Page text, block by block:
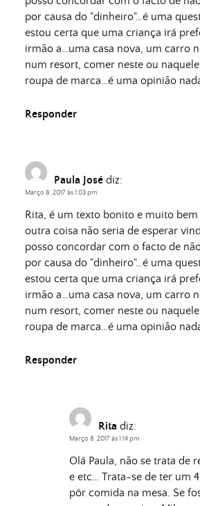
por causa do "dinheiro"…é uma
estou certa que uma criança irá
irmão a…uma casa nova, um carro
num resort, comer neste ou
roupa de marca…é uma opinião
Responder
Paula José diz:
Março 8, 2017 às 1:03 pm
Rita, é um texto bonito e muito
outra coisa não seria de esperar
posso concordar com o facto de
por causa do "dinheiro"…é uma
estou certa que uma criança irá
irmão a…uma casa nova, um carro
num resort, comer neste ou
roupa de marca…é uma opinião
Responder
Rita diz:
Março 8, 2017 às 1:14 pm
Olá Paula, não se trata de
e etc… Trata-se de ter um
pôr comida na mesa. Se